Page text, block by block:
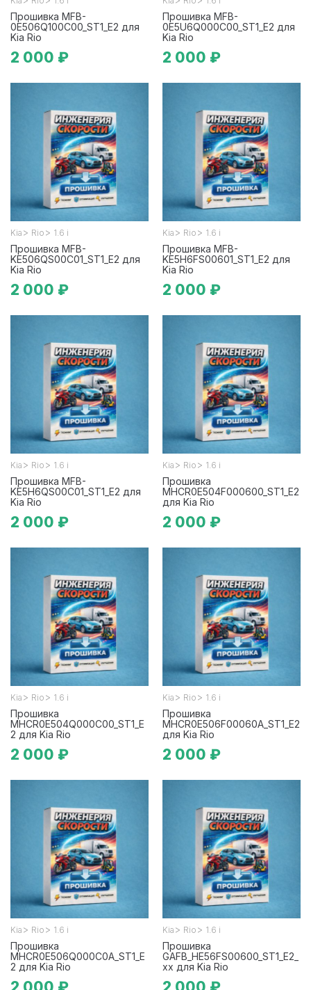
Прошивка MFB-
0E506Q100C00_ST1_E2 для
Kia Rio
2 000 ₽
Прошивка MFB-
0E5U6Q000C00_ST1_E2 для
Kia Rio
2 000 ₽
Kia > Rio > 1.6 i
Прошивка MFB-
KE506QS00C01_ST1_E2 для
Kia Rio
2 000 ₽
Kia > Rio > 1.6 i
Прошивка MFB-
KE5H6FS00601_ST1_E2 для
Kia Rio
2 000 ₽
Kia > Rio > 1.6 i
Прошивка MFB-
KE5H6QS00C01_ST1_E2 для
Kia Rio
2 000 ₽
Kia > Rio > 1.6 i
Прошивка
MHCR0E504F000600_ST1_E2
для Kia Rio
2 000 ₽
Kia > Rio > 1.6 i
Прошивка
MHCR0E504Q000C00_ST1_E
2 для Kia Rio
2 000 ₽
Kia > Rio > 1.6 i
Прошивка
MHCR0E506F00060A_ST1_E2
для Kia Rio
2 000 ₽
Kia > Rio > 1.6 i
Прошивка
MHCR0E506Q000C0A_ST1_E
2 для Kia Rio
Kia > Rio > 1.6 i
Прошивка
GAFB_HE56FS00600_ST1_E2_
xx для Kia Rio